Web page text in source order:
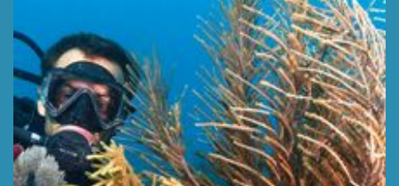
CATALINA GARDEN